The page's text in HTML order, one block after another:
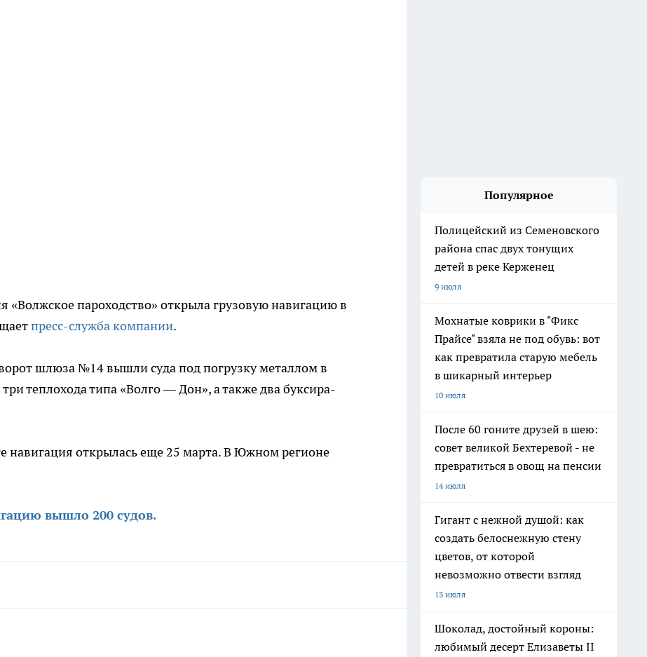
«Волжское пароходство» открыла грузовую навигацию в
пресс-служба компании.
шлюза №14 вышли суда под погрузку металлом в
теплохода типа «Волго — Дон», а также два буксира-
навигация открылась еще 25 марта. В Южном регионе
вышло 200 судов.
Популярное
Полицейский из Семеновского
района спас двух тонущих
детей в реке Керженец
9 июля
Мохнатые коврики в "Фикс
Прайсе" взяла не под обувь: вот
как превратила старую мебель
в шикарный интерьер
10 июля
После 60 гоните друзей в шею:
совет великой Бехтеревой - не
превратиться в овощ на пенсии
14 июля
Гигант с нежной душой: как
создать белоснежную стену
цветов, от которой
невозможно отвести взгляд
13 июля
Шоколад, достойный короны:
любимый десерт Елизаветы II